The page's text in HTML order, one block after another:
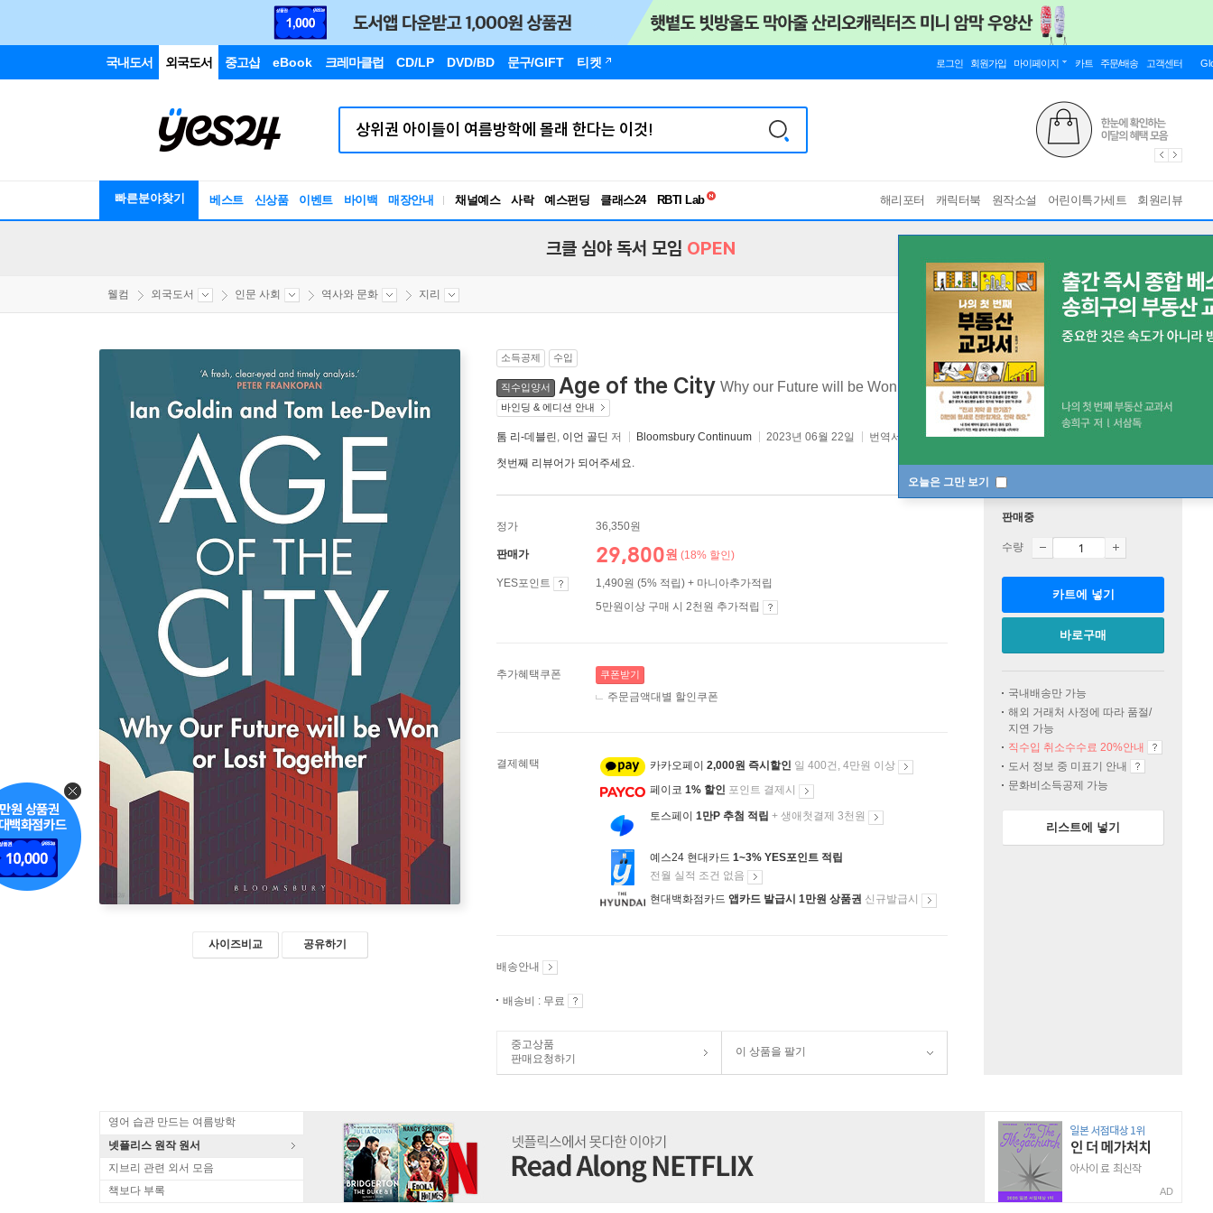
국내도서 외국도서 중고샵 eBook 크레마클럽 CD/LP DVD/BD 문구/GIFT 티켓 로그인 회원가입 마이페이지 카트 주문/배송 고객센터
빠른분야찾기 베스트 신상품 이벤트 바이백 매장안내 채널예스 사락 예스펀딩 클래스24
독서유형검사
해리포터 캐릭터북 원작소설 어린이특가세트 회원리뷰
오늘은 그만 보기
크클 심야 독서 모임 OPEN
웰컴 외국도서 인문 사회 역사와 문화 지리
사이즈비교 공유하기
소득공제 수입
직수입양서 Age of the City Why our Future will be Won or Lost Together[ Paperback ]
바인딩 & 에디션 안내
톰 리-데블린 , 이언 골딘 저 Bloomsbury Continuum 2023년 06월 22일 번역서 : 번영하는 도시, 몰락하는 도시
첫번째 리뷰어가 되어주세요.
정가 36,350원
판매가 29,800원 (18% 할인)
YES포인트
1,490원 (5% 적립) + 마니아추가적립
5만원이상 구매 시 2천원 추가적립
추가혜택쿠폰 쿠폰받기
주문금액대별 할인쿠폰
결제혜택 카카오페이 2,000원 즉시할인 일 400건, 4만원 이상
페이코 1% 할인 포인트 결제시
토스페이 1만P 추첨 적립 + 생애첫결제 3천원
예스24 현대카드 1~3% YES포인트 적립
전월 실적 조건 없음
현대백화점카드 앱카드 발급시 1만원 상품권 신규발급시
배송안내
배송비 : 무료
중고상품
판매요청하기
이 상품을 팔기
판매중
수량
카트에 넣기
바로구매
국내배송만 가능
해외 거래처 사정에 따라 품절/
지연 가능
직수입 취소수수료 20%안내
도서 정보 중 미표기 안내
문화비소득공제 가능
리스트에 넣기
영어 습관 만드는 여름방학
넷플리스 원작 원서
지브리 관련 외서 모음
책보다 부록
AD